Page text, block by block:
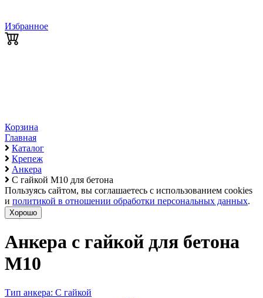
Избранное
Корзина
Главная
Каталог
Крепеж
Анкера
С гайкой М10 для бетона
Пользуясь сайтом, вы соглашаетесь с использованием cookies
и политикой в отношении обработки персональных данных.
Хорошо
Анкера с гайкой для бетона
М10
Тип анкера: С гайкой